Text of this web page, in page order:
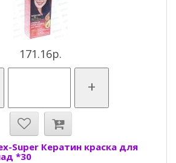
171.16р.
+
Super Кератин краска для
*30